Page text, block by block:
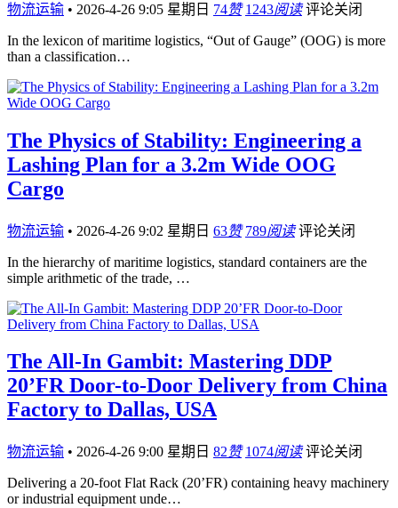
物流运输 • 2026-4-26 9:05 星期日 74赞 1243阅读 评论关闭
In the lexicon of maritime logistics, “Out of Gauge” (OOG) is more
than a classification…
The Physics of Stability: Engineering a
Lashing Plan for a 3.2m Wide OOG
Cargo
物流运输 • 2026-4-26 9:02 星期日 63赞 789阅读 评论关闭
In the hierarchy of maritime logistics, standard containers are the
simple arithmetic of the trade, …
The All-In Gambit: Mastering DDP
20’FR Door-to-Door Delivery from China
Factory to Dallas, USA
物流运输 • 2026-4-26 9:00 星期日 82赞 1074阅读 评论关闭
Delivering a 20-foot Flat Rack (20’FR) containing heavy machinery
or industrial equipment unde…